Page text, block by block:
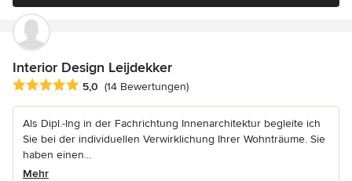
Interior Design Leijdekker
Durchschnittliche Bewertung: 5 von 5 Sternen
5,0 (14 Bewertungen)
Als Dipl.-Ing in der Fachrichtung Innenarchitektur begleite ich
Sie bei der individuellen Verwirklichung Ihrer Wohnträume. Sie
haben einen...
Mehr